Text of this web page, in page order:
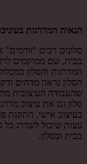
הנאות המדרגות
סלונים רבים
בבית, שם ממוקמים
המדרגות והסלון
הסלון נראה מדהים
שהעבודה העיצובית
סלון גם את עיצוב
בעיצוב אישי, התקנת
עצות שיכול לשדרג
בבית ובסלון.